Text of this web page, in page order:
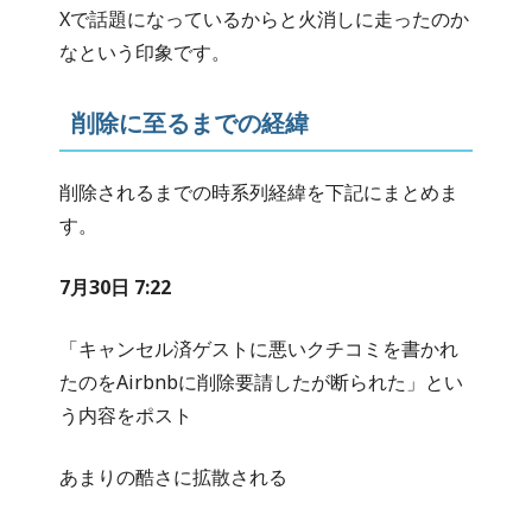
Xで話題になっているからと火消しに走ったのか
なという印象です。
削除に至るまでの経緯
削除されるまでの時系列経緯を下記にまとめま
す。
7月30日 7:22
「キャンセル済ゲストに悪いクチコミを書かれ
たのをAirbnbに削除要請したが断られた」とい
う内容をポスト
あまりの酷さに拡散される